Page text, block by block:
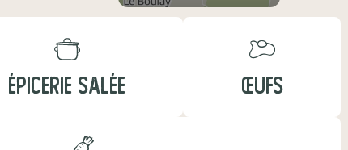
ÉPICERIE SALÉE ŒUFS